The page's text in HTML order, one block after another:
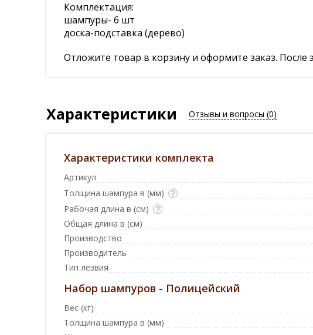
Комплектация:
шампуры- 6 шт
доска-подставка (дерево)
Отложите товар в корзину и оформите заказ. После
Характеристики Отзывы и вопросы (0)
Характеристики комплекта
Артикул
Толщина шампура в (мм)
Рабочая длина в (см)
Общая длина в (см)
Производство
Производитель
Тип лезвия
Набор шампуров - Полицейский
Вес (кг)
Толщина шампура в (мм)